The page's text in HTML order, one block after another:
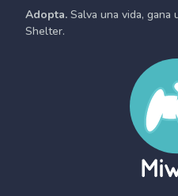
Adopta. Salva una vida, gana
Shelter.